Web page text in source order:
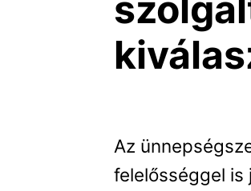
Az
felelősséggel is